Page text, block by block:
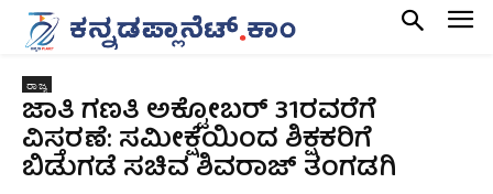
ರಾಜ್ಯ
ಜಾತಿ ಗಣತಿ ಅಕ್ಟೋಬರ್ 31ರವರೆಗೆ
ವಿಸ್ತರಣೆ: ಸಮೀಕ್ಷೆಯಿಂದ ಶಿಕ್ಷಕರಿಗೆ
ಬಿಡುಗಡೆ ಸಚಿವ ಶಿವರಾಜ್ ತಂಗಡಗಿ